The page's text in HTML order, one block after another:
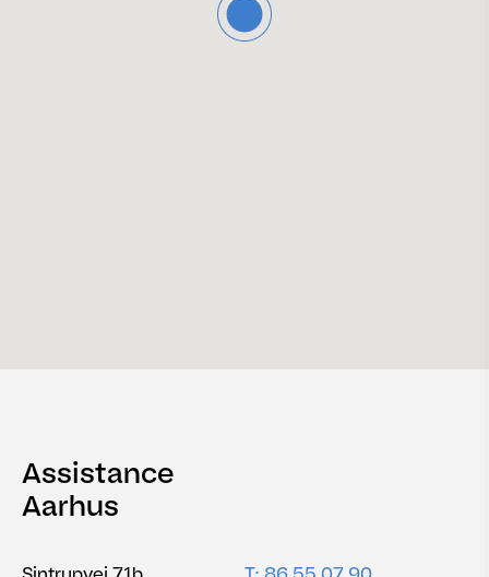
Assistance
Aarhus